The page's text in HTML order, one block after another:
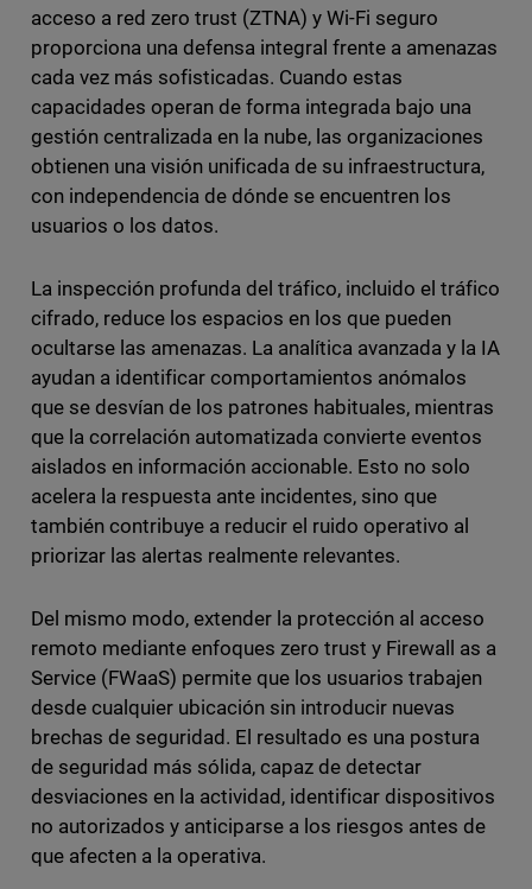
acceso a red zero trust (ZTNA) y Wi-Fi seguro
proporciona una defensa integral frente a amenazas
cada vez más sofisticadas. Cuando estas
capacidades operan de forma integrada bajo una
gestión centralizada en la nube, las organizaciones
obtienen una visión unificada de su infraestructura,
con independencia de dónde se encuentren los
usuarios o los datos.
La inspección profunda del tráfico, incluido el tráfico
cifrado, reduce los espacios en los que pueden
ocultarse las amenazas. La analítica avanzada y la IA
ayudan a identificar comportamientos anómalos
que se desvían de los patrones habituales, mientras
que la correlación automatizada convierte eventos
aislados en información accionable. Esto no solo
acelera la respuesta ante incidentes, sino que
también contribuye a reducir el ruido operativo al
priorizar las alertas realmente relevantes.
Del mismo modo, extender la protección al acceso
remoto mediante enfoques zero trust y Firewall as a
Service (FWaaS) permite que los usuarios trabajen
desde cualquier ubicación sin introducir nuevas
brechas de seguridad. El resultado es una postura
de seguridad más sólida, capaz de detectar
desviaciones en la actividad, identificar dispositivos
no autorizados y anticiparse a los riesgos antes de
que afecten a la operativa.